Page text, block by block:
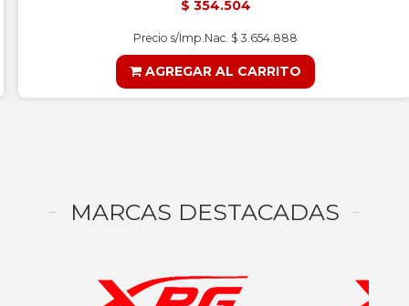
$ 354.504
Precio s/Imp.Nac. $ 3.654.888
AGREGAR AL CARRITO
MARCAS DESTACADAS